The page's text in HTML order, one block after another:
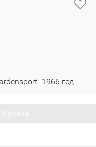
1966 год